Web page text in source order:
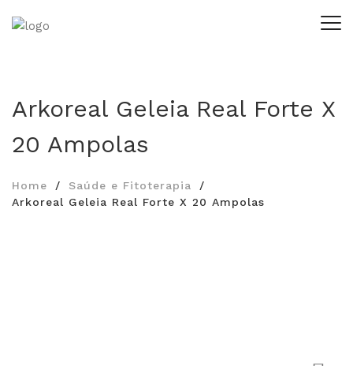
Arkoreal Geleia Real Forte X
20 Ampolas
Home
Saúde e Fitoterapia
Arkoreal Geleia Real Forte X 20 Ampolas